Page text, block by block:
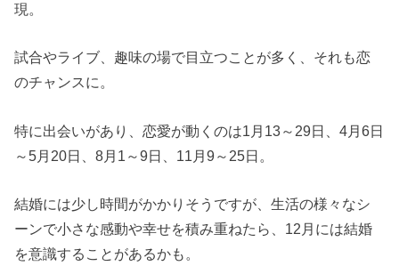
現。
試合やライブ、趣味の場で目立つことが多く、それも恋
のチャンスに。
特に出会いがあり、恋愛が動くのは1月13～29日、4月6日
～5月20日、8月1～9日、11月9～25日。
結婚には少し時間がかかりそうですが、生活の様々なシ
ーンで小さな感動や幸せを積み重ねたら、12月には結婚
を意識することがあるかも。